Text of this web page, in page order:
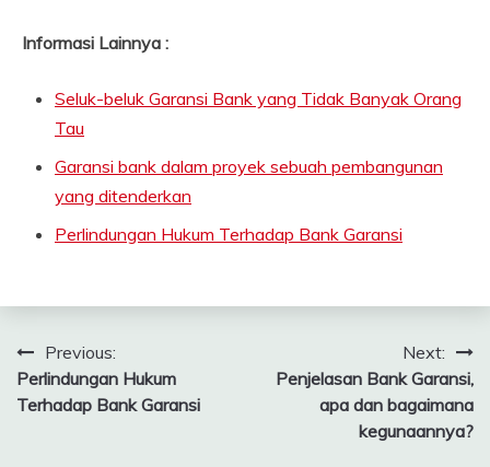
Informasi Lainnya :
Seluk-beluk Garansi Bank yang Tidak Banyak Orang
Tau
Garansi bank dalam proyek sebuah pembangunan
yang ditenderkan
Perlindungan Hukum Terhadap Bank Garansi
Navigasi
pos
Previous:
Perlindungan Hukum
Terhadap Bank Garansi
Next:
Penjelasan Bank Garansi,
apa dan bagaimana
kegunaannya?